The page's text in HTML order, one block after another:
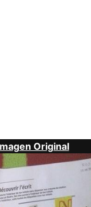
Original